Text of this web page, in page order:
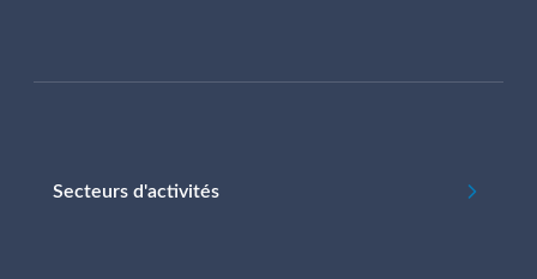
Secteurs d'activités